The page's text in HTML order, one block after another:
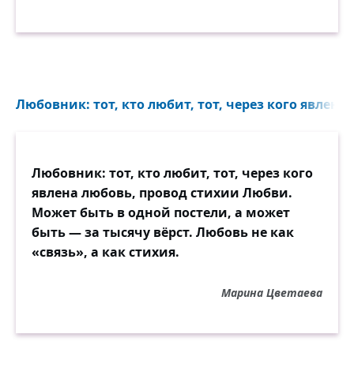
Любовник: тот, кто любит, тот, через кого
Любовник: тот, кто любит, тот, через кого
явлена любовь, провод стихии Любви.
Может быть в одной постели, а может
быть — за тысячу вёрст. Любовь не как
«связь», а как стихия.
Марина Цветаева